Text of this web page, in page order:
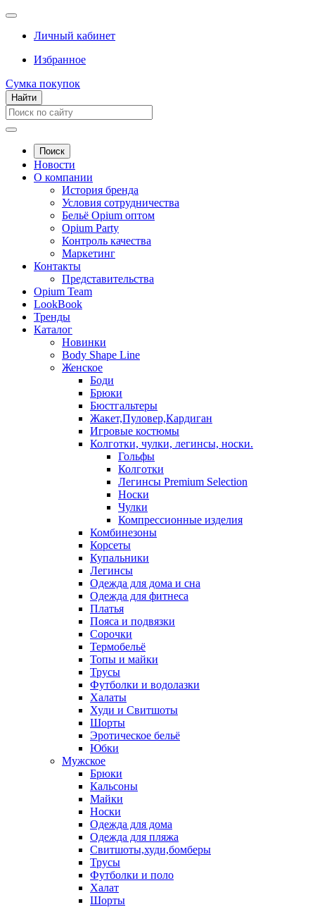
Личный кабинет
Избранное
Сумка покупок
Найти
Поиск
Новости
О компании
История бренда
Условия сотрудничества
Бельё Opium оптом
Opium Party
Контроль качества
Маркетинг
Контакты
Представительства
Opium Team
LookBook
Тренды
Каталог
Новинки
Body Shape Line
Женское
Боди
Брюки
Бюстгальтеры
Жакет,Пуловер,Кардиган
Игровые костюмы
Колготки, чулки, легинсы, носки.
Гольфы
Колготки
Легинсы Premium Selection
Носки
Чулки
Компрессионные изделия
Комбинезоны
Корсеты
Купальники
Легинсы
Одежда для дома и сна
Одежда для фитнеса
Платья
Пояса и подвязки
Сорочки
Термобельё
Топы и майки
Трусы
Футболки и водолазки
Халаты
Худи и Свитшоты
Шорты
Эротическое бельё
Юбки
Мужское
Брюки
Кальсоны
Майки
Носки
Одежда для дома
Одежда для пляжа
Свитшоты,худи,бомберы
Трусы
Футболки и поло
Халат
Шорты